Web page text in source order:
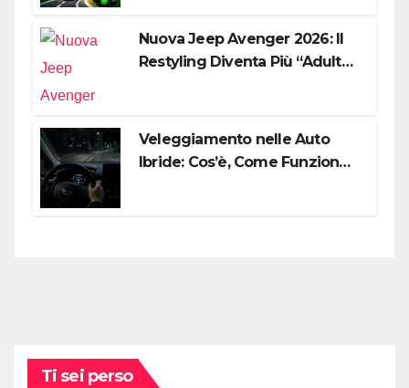
Nuova Jeep Avenger 2026: Il
Restyling Diventa Più “Adulto”,
Veleggiamento nelle Auto
Ibride: Cos’è, Come Funziona e
Ti sei perso